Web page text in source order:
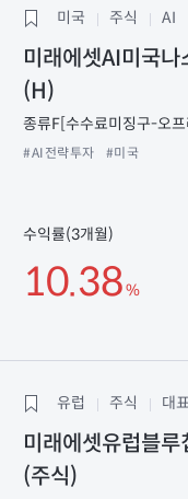
미국 주식 AI
미래에셋AI미국
(H)
종류F[수수료미징구-오프
#AI전략투자 #미국
수익률(3개월)
10.38%
유럽 주식 대
미래에셋유럽블
(주식)